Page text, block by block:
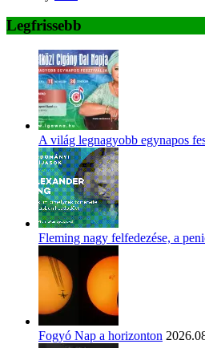
Legfrissebb
A világ legnagyobb egynapos
Fleming nagy felfedezése, a
Fogyó Nap a horizonton